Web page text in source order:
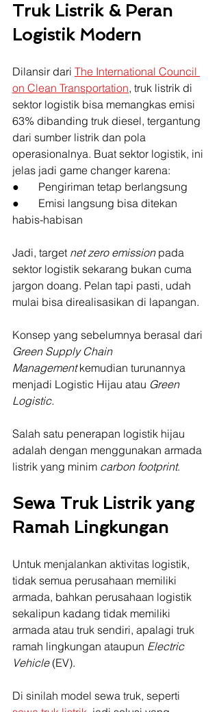
Truk Listrik & Peran
Logistik Modern
Dilansir dari The International Council
on Clean Transportation, truk listrik di
sektor logistik bisa memangkas emisi
63% dibanding truk diesel, tergantung
dari sumber listrik dan pola
operasionalnya. Buat sektor logistik, ini
jelas jadi game changer karena:
●       Pengiriman tetap berlangsung
●       Emisi langsung bisa ditekan
habis-habisan
Jadi, target net zero emission pada
sektor logistik sekarang bukan cuma
jargon doang. Pelan tapi pasti, udah
mulai bisa direalisasikan di lapangan.
Konsep yang sebelumnya berasal dari
Green Supply Chain
Management kemudian turunannya
menjadi Logistic Hijau atau Green
Logistic.
Salah satu penerapan logistik hijau
adalah dengan menggunakan armada
listrik yang minim carbon footprint.
Sewa Truk Listrik yang
Ramah Lingkungan
Untuk menjalankan aktivitas logistik,
tidak semua perusahaan memiliki
armada, bahkan perusahaan logistik
sekalipun kadang tidak memiliki
armada atau truk sendiri, apalagi truk
ramah lingkungan ataupun Electric
Vehicle (EV).
Di sinilah model sewa truk, seperti